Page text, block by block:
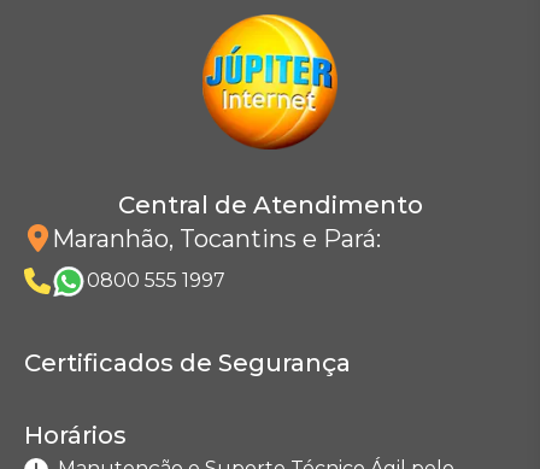
Central de Atendimento
Maranhão, Tocantins e Pará:
0800 555 1997
Certificados de Segurança
Horários